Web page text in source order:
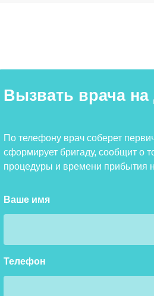
Вызвать врача
По телефону врач соберет
сформирует бригаду, сообщит о
процедуры и времени прибытия
Ваше имя
Телефон